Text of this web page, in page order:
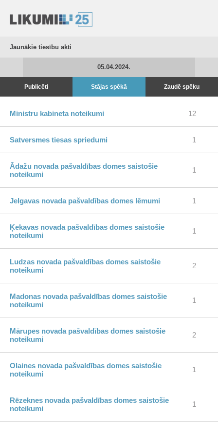
Jaunākie tiesību akti
05.04.2024.
Publicēti Stājas spēkā Zaudē spēku
Ministru kabineta noteikumi 12
Satversmes tiesas spriedumi 1
Ādažu novada pašvaldības domes saistošie
noteikumi
1
Jelgavas novada pašvaldības domes lēmumi 1
Ķekavas novada pašvaldības domes saistošie
noteikumi
1
Ludzas novada pašvaldības domes saistošie
noteikumi
2
Madonas novada pašvaldības domes saistošie
noteikumi
1
Mārupes novada pašvaldības domes saistošie
noteikumi
2
Olaines novada pašvaldības domes saistošie
noteikumi
1
Rēzeknes novada pašvaldības domes saistošie
noteikumi
1